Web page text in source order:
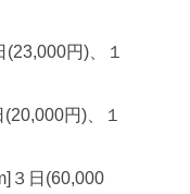
円)、１
円)、１
３日(60,000